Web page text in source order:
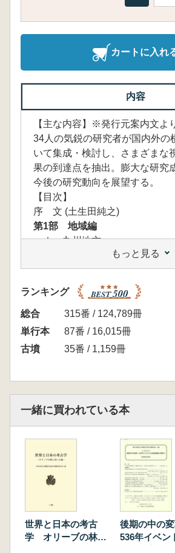
カートに入れ
内容
【主な内容】※発行元案内文よ
34人の気鋭の研究者が国内外の
いて集成・検討し、さまざまな
果の到達点を抽出。膨大な研究
今後の研究動向を展望する。
【目次】
序 文 (土生田純之)
第1部 地域編
Ⅰ 九州地方
地下式横穴墓の構造 (橋本達
九州における横穴式石室の
地域性・階層性の概観― (重藤輝
複室構造横穴式石室 ―九州地
石室に対する構造的理解に向け
北部九州における横穴式石室
幸裕)
Ⅱ 中国・四国地方
徳幸)
Ⅲ 近畿地方
播磨の横穴式石室 (中濱久喜)
Ⅳ 東海地方
伊勢湾西岸域における横穴
(宮原佑治)
西三河の横穴式石室考 (森
横穴式石室墳の葬送儀礼 ―豊
もっと見る
ランキング
総合
315番 / 124,789冊
単行本
87番 / 16,015冊
古墳
35番 / 1,159冊
一緒に買われている本
世界と日本の考古
学 オリーブの林と
後期の中の
536年イベン